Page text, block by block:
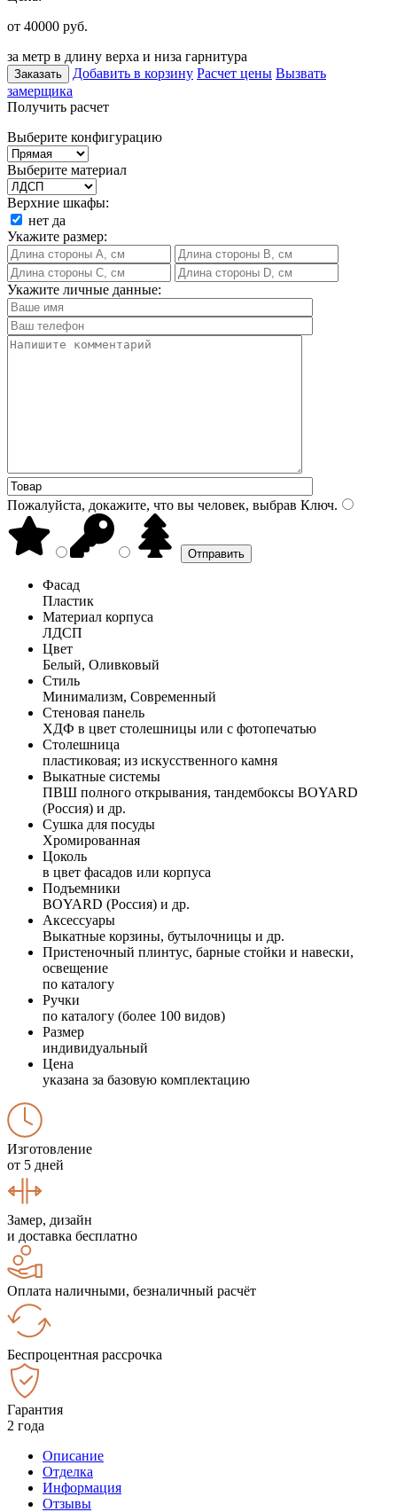
от 40000 руб.
за метр в длину верха и низа гарнитура
Заказать Добавить в корзину Расчет цены Вызвать
замерщика
Получить расчет
Выберите конфигурацию
Выберите материал
Верхние шкафы:
нет да
Укажите размер:
Укажите личные данные:
Пожалуйста, докажите, что вы человек, выбрав Ключ.
Фасад
Пластик
Материал корпуса
ЛДСП
Цвет
Белый, Оливковый
Стиль
Минимализм, Современный
Стеновая панель
ХДФ в цвет столешницы или с фотопечатью
Столешница
пластиковая; из искусственного камня
Выкатные системы
ПВШ полного открывания, тандембоксы BOYARD
(Россия) и др.
Сушка для посуды
Хромированная
Цоколь
в цвет фасадов или корпуса
Подъемники
BOYARD (Россия) и др.
Аксессуары
Выкатные корзины, бутылочницы и др.
Пристеночный плинтус, барные стойки и навески,
освещение
по каталогу
Ручки
по каталогу (более 100 видов)
Размер
индивидуальный
Цена
указана за базовую комплектацию
Изготовление
от 5 дней
Замер, дизайн
и доставка бесплатно
Оплата наличными, безналичный расчёт
Беспроцентная рассрочка
Гарантия
2 года
Описание
Отделка
Информация
Отзывы